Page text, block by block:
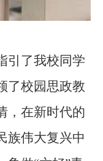
了我校同学
了校园思政教
，在新时代的
族伟大复兴中